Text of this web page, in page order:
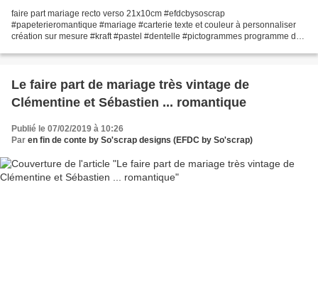
faire part mariage recto verso 21x10cm #efdcbysoscrap
#papeterieromantique #mariage #carterie texte et couleur à personnaliser
création sur mesure #kraft #pastel #dentelle #pictogrammes programme du
Le faire part de mariage très vintage de
Clémentine et Sébastien ... romantique
Publié le 07/02/2019 à 10:26
Par en fin de conte by So'scrap designs (EFDC by So'scrap)